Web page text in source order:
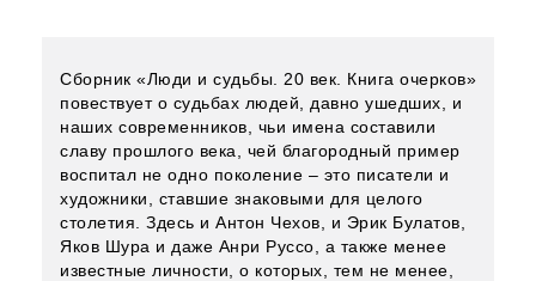
Сборник «Люди и судьбы. 20 век. Книга очерков»
повествует о судьбах людей, давно ушедших, и
наших современников, чьи имена составили
славу прошлого века, чей благородный пример
воспитал не одно поколение – это писатели и
художники, ставшие знаковыми для целого
столетия. Здесь и Антон Чехов, и Эрик Булатов,
Яков Шура и даже Анри Руссо, а также менее
известные личности, о которых, тем не менее,